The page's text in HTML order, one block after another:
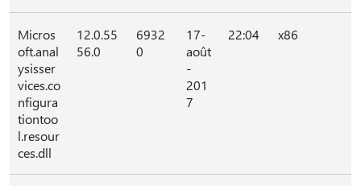
Micros
oft.anal
ysisser
vices.co
nfigura
tiontoo
l.resour
ces.dll
12.0.55
56.0
6932
0
17-
août
-
201
7
22:04 x86